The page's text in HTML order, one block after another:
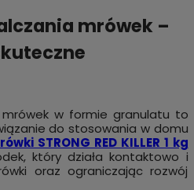
mrówek –
w formie granulatu to
do stosowania w domu
STRONG RED KILLER 1 kg
który działa kontaktowo i
oraz ograniczając rozwój